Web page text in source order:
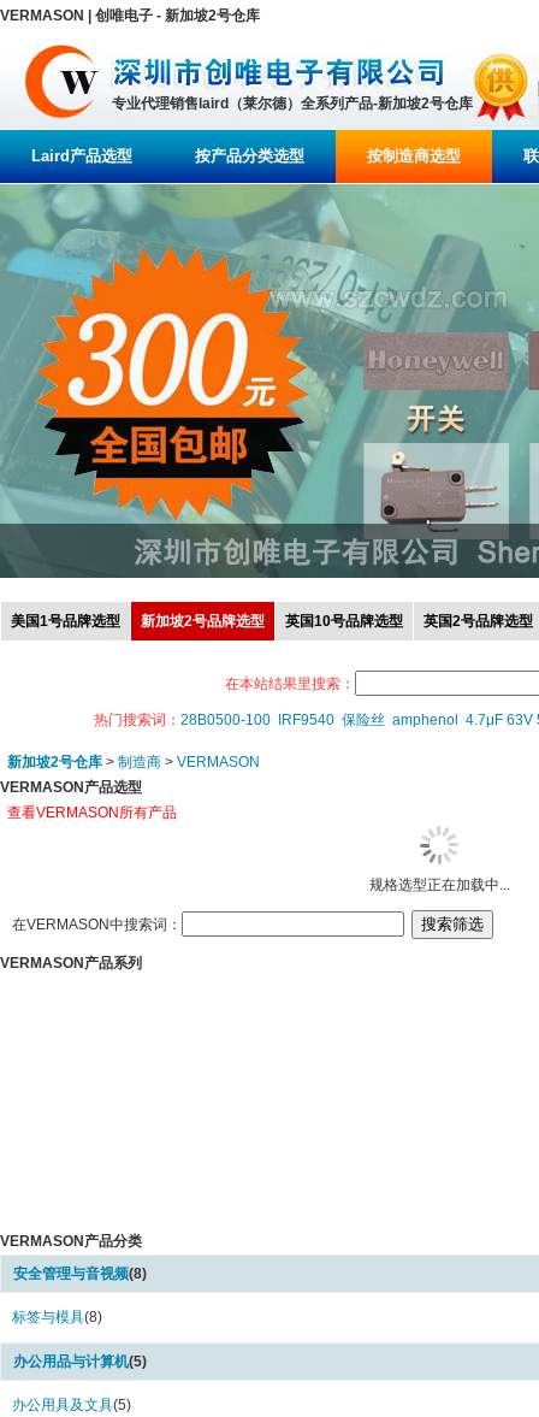
VERMASON | 创唯电子 - 新加坡2号仓库
专业代理销售laird（莱尔德）全系列产品-新加坡2号仓库
Laird产品选型 按产品分类选型 按制造商选型
美国1号品牌选型 新加坡2号品牌选型 英国10号品牌选型 英国2号品牌选型
在本站结果里搜索：
热门搜索词： 28B0500-100 IRF9540 保险丝 amphenol 4.7μF 63V
新加坡2号仓库 > 制造商 > VERMASON
VERMASON产品选型
查看VERMASON所有产品
规格选型正在加载中...
在VERMASON中搜索词：
VERMASON产品系列
VERMASON产品分类
安全管理与音视频(8)
标签与模具(8)
办公用品与计算机(5)
办公用具及文具(5)